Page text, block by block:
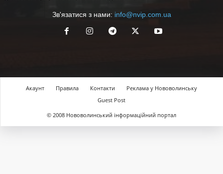
Зв'язатися з нами: info@nvip.com.ua
Акаунт Правила Контакти
Реклама у Нововолинську
Guest Post
© 2008 Нововолинський інформаційний портал